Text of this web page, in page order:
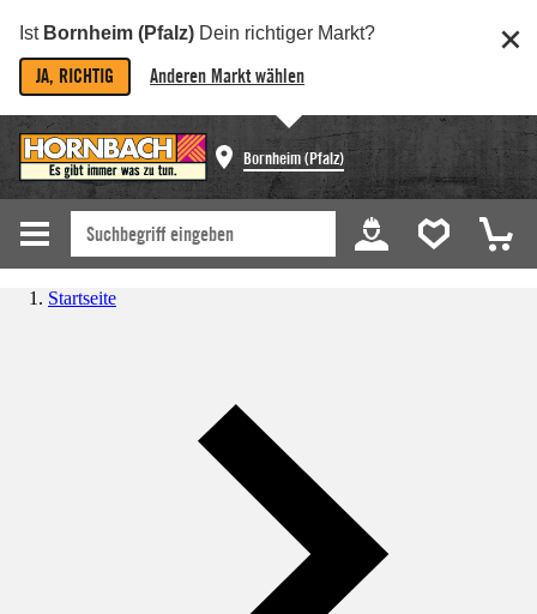
Ist Bornheim (Pfalz) Dein richtiger Markt?
JA, RICHTIG Anderen Markt wählen
Bornheim (Pfalz)
Startseite